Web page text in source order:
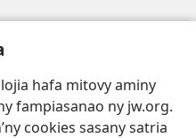
hafa mitovy aminy
fampiasanao ny jw.org.
cookies sasany satria